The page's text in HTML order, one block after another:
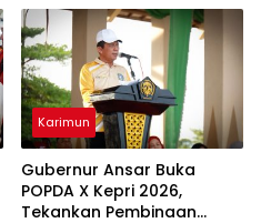
Karimun
Gubernur Ansar Buka
POPDA X Kepri 2026,
Tekankan Pembinaan